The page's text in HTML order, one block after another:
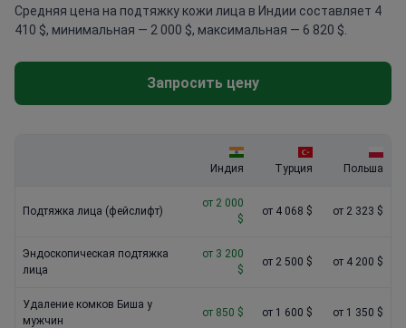
Средняя цена на подтяжку кожи лица в Индии составляет 4
410 $, минимальная — 2 000 $, максимальная — 6 820 $.
Запросить цену
Индия Турция Польша
Подтяжка лица (фейслифт)
от 2 000
$
от 4 068 $ от 2 323 $
Эндоскопическая подтяжка
лица
от 3 200
$
от 2 500 $ от 4 200 $
Удаление комков Биша у
мужчин
от 850 $ от 1 600 $ от 1 350 $